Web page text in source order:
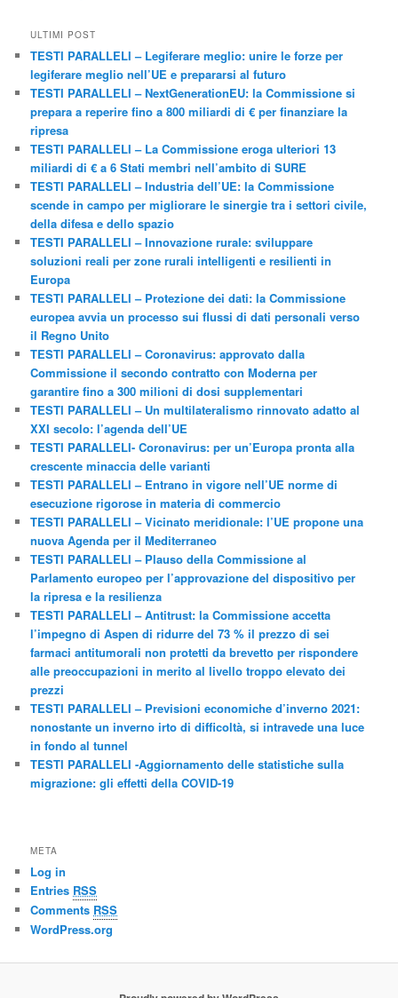
ULTIMI POST
TESTI PARALLELI – Legiferare meglio: unire le forze per
legiferare meglio nell’UE e prepararsi al futuro
TESTI PARALLELI – NextGenerationEU: la Commissione si
prepara a reperire fino a 800 miliardi di € per finanziare la
ripresa
TESTI PARALLELI – La Commissione eroga ulteriori 13
miliardi di € a 6 Stati membri nell’ambito di SURE
TESTI PARALLELI – Industria dell’UE: la Commissione
scende in campo per migliorare le sinergie tra i settori civile,
della difesa e dello spazio
TESTI PARALLELI – Innovazione rurale: sviluppare
soluzioni reali per zone rurali intelligenti e resilienti in
Europa
TESTI PARALLELI – Protezione dei dati: la Commissione
europea avvia un processo sui flussi di dati personali verso
il Regno Unito
TESTI PARALLELI – Coronavirus: approvato dalla
Commissione il secondo contratto con Moderna per
garantire fino a 300 milioni di dosi supplementari
TESTI PARALLELI – Un multilateralismo rinnovato adatto al
XXI secolo: l’agenda dell’UE
TESTI PARALLELI- Coronavirus: per un’Europa pronta alla
crescente minaccia delle varianti
TESTI PARALLELI – Entrano in vigore nell’UE norme di
esecuzione rigorose in materia di commercio
TESTI PARALLELI – Vicinato meridionale: l’UE propone una
nuova Agenda per il Mediterraneo
TESTI PARALLELI – Plauso della Commissione al
Parlamento europeo per l’approvazione del dispositivo per
la ripresa e la resilienza
TESTI PARALLELI – Antitrust: la Commissione accetta
l’impegno di Aspen di ridurre del 73 % il prezzo di sei
farmaci antitumorali non protetti da brevetto per rispondere
alle preoccupazioni in merito al livello troppo elevato dei
prezzi
TESTI PARALLELI – Previsioni economiche d’inverno 2021:
nonostante un inverno irto di difficoltà, si intravede una luce
in fondo al tunnel
TESTI PARALLELI -Aggiornamento delle statistiche sulla
migrazione: gli effetti della COVID-19
META
Log in
Entries RSS
Comments RSS
WordPress.org